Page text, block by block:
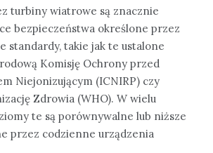
turbiny wiatrowe są znacznie
bezpieczeństwa określone przez
standardy, takie jak te ustalone
Komisję Ochrony przed
Niejonizującym (ICNIRP) czy
Zdrowia (WHO). W wielu
te są porównywalne lub niższe
przez codzienne urządzenia